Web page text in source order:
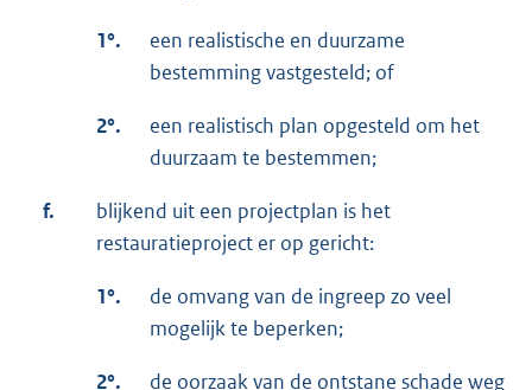
1°.
een realistische en duurzame
bestemming vastgesteld; of
2°.
een realistisch plan opgesteld om het
duurzaam te bestemmen;
f.
blijkend uit een projectplan is het
restauratieproject er op gericht:
1°.
de omvang van de ingreep zo veel
mogelijk te beperken;
2°.
de oorzaak van de ontstane schade weg